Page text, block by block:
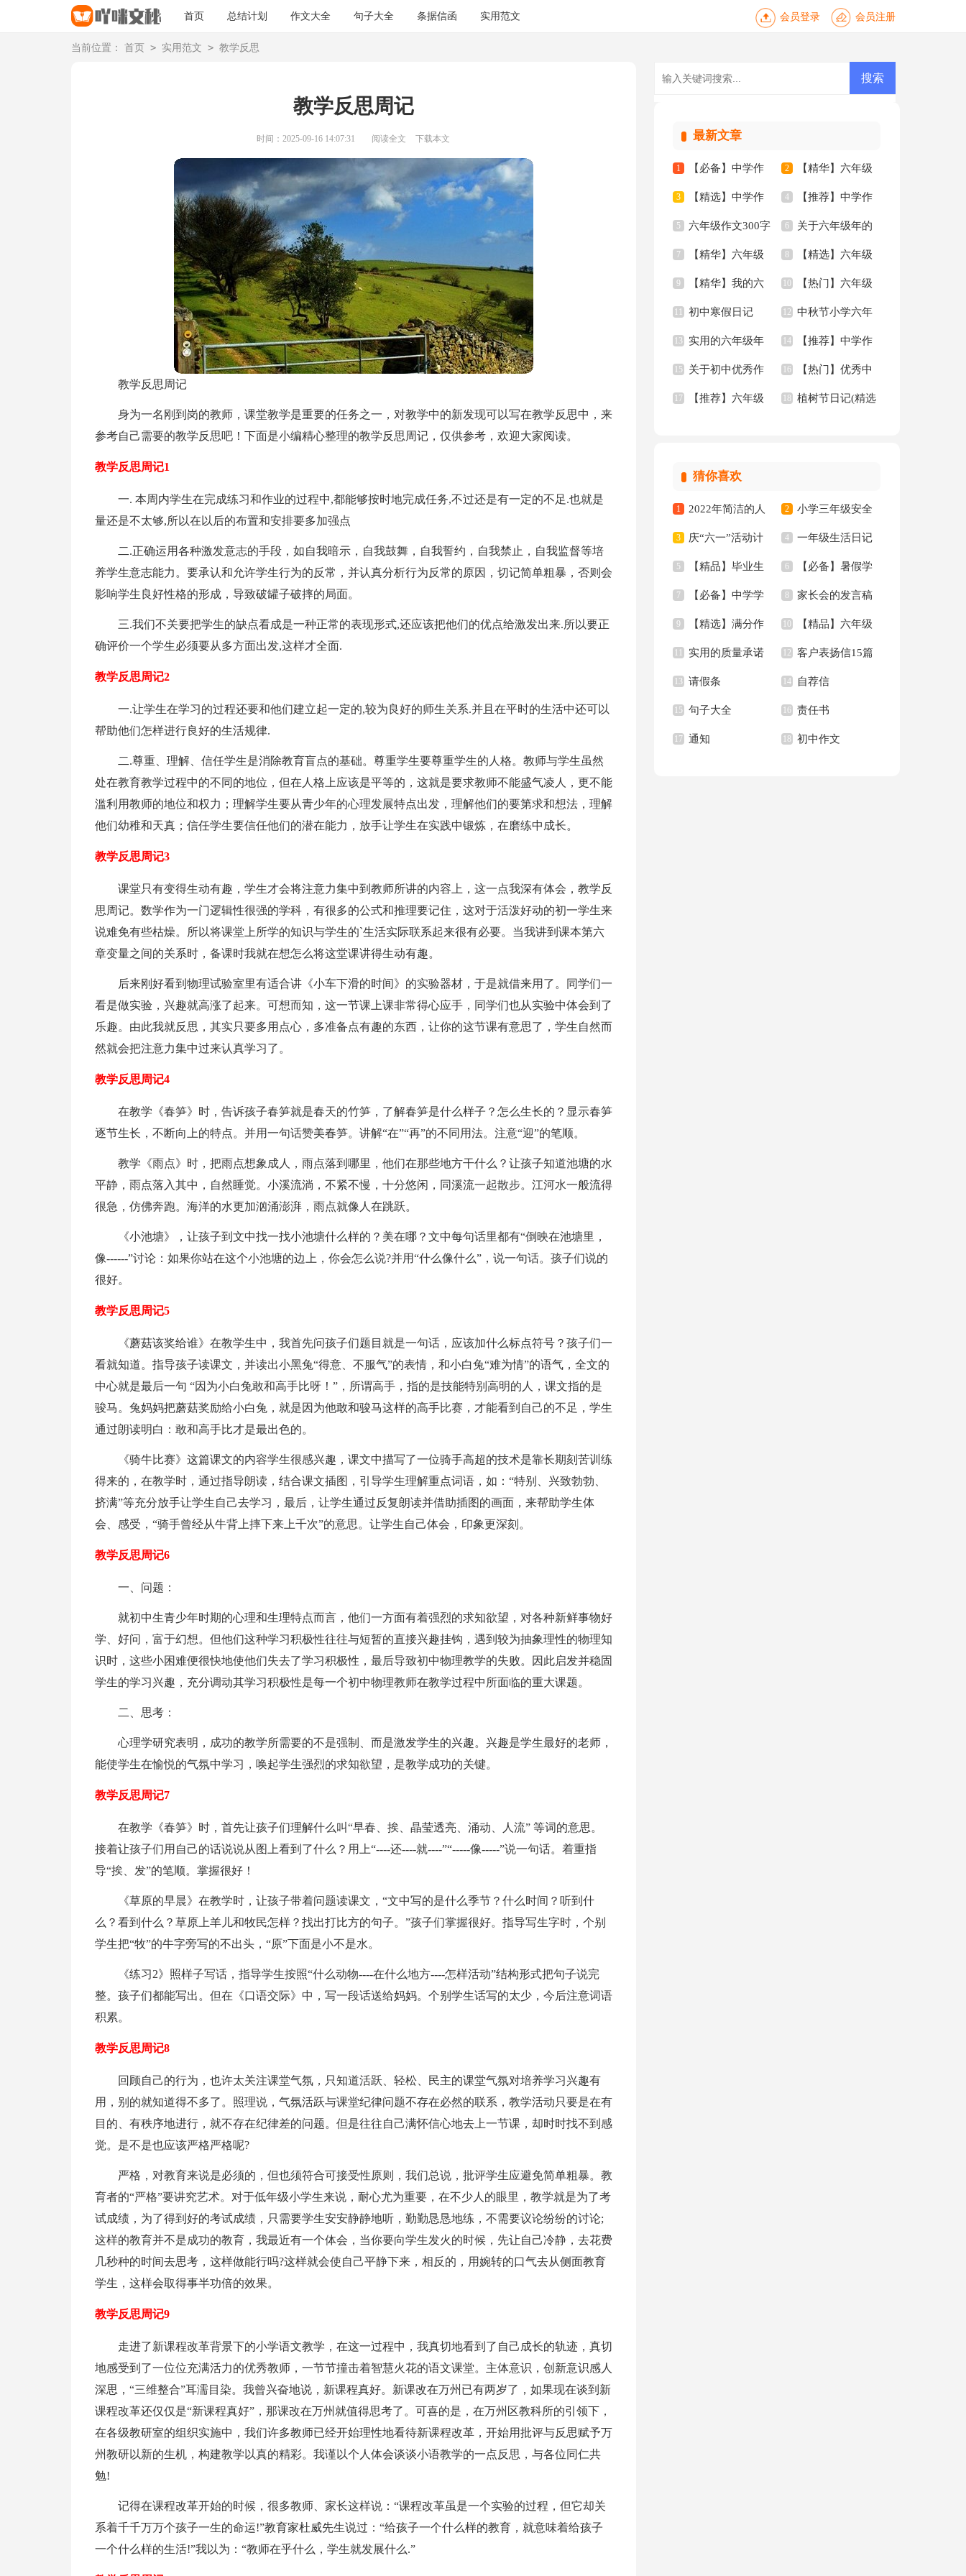
首页 总结计划 作文大全 句子大全 条据信函 实用范文 会员登录 会员注册
当前位置： 首页 > 实用范文 > 教学反思
教学反思周记
时间：2025-09-16 14:07:31 阅读全文 下载本文
教学反思周记
身为一名刚到岗的教师，课堂教学是重要的任务之一，对教学中的新发现可以写在教学反思中，来
参考自己需要的教学反思吧！下面是小编精心整理的教学反思周记，仅供参考，欢迎大家阅读。
教学反思周记1
一. 本周内学生在完成练习和作业的过程中,都能够按时地完成任务,不过还是有一定的不足.也就是
量还是不太够,所以在以后的布置和安排要多加强点
二.正确运用各种激发意志的手段，如自我暗示，自我鼓舞，自我誓约，自我禁止，自我监督等培
养学生意志能力。要承认和允许学生行为的反常，并认真分析行为反常的原因，切记简单粗暴，否则会
影响学生良好性格的形成，导致破罐子破摔的局面。
三.我们不关要把学生的缺点看成是一种正常的表现形式,还应该把他们的优点给激发出来.所以要正
确评价一个学生必须要从多方面出发,这样才全面.
教学反思周记2
一.让学生在学习的过程还要和他们建立起一定的,较为良好的师生关系.并且在平时的生活中还可以
帮助他们怎样进行良好的生活规律.
二.尊重、理解、信任学生是消除教育盲点的基础。尊重学生要尊重学生的人格。教师与学生虽然
处在教育教学过程中的不同的地位，但在人格上应该是平等的，这就是要求教师不能盛气凌人，更不能
滥利用教师的地位和权力；理解学生要从青少年的心理发展特点出发，理解他们的要第求和想法，理解
他们幼稚和天真；信任学生要信任他们的潜在能力，放手让学生在实践中锻炼，在磨练中成长。
教学反思周记3
课堂只有变得生动有趣，学生才会将注意力集中到教师所讲的内容上，这一点我深有体会，教学反
思周记。数学作为一门逻辑性很强的学科，有很多的公式和推理要记住，这对于活泼好动的初一学生来
说难免有些枯燥。所以将课堂上所学的知识与学生的`生活实际联系起来很有必要。当我讲到课本第六
章变量之间的关系时，备课时我就在想怎么将这堂课讲得生动有趣。
后来刚好看到物理试验室里有适合讲《小车下滑的时间》的实验器材，于是就借来用了。同学们一
看是做实验，兴趣就高涨了起来。可想而知，这一节课上课非常得心应手，同学们也从实验中体会到了
乐趣。由此我就反思，其实只要多用点心，多准备点有趣的东西，让你的这节课有意思了，学生自然而
然就会把注意力集中过来认真学习了。
教学反思周记4
在教学《春笋》时，告诉孩子春笋就是春天的竹笋，了解春笋是什么样子？怎么生长的？显示春笋
逐节生长，不断向上的特点。并用一句话赞美春笋。讲解“在”“再”的不同用法。注意“迎”的笔顺。
教学《雨点》时，把雨点想象成人，雨点落到哪里，他们在那些地方干什么？让孩子知道池塘的水
平静，雨点落入其中，自然睡觉。小溪流淌，不紧不慢，十分悠闲，同溪流一起散步。江河水一般流得
很急，仿佛奔跑。海洋的水更加汹涌澎湃，雨点就像人在跳跃。
《小池塘》，让孩子到文中找一找小池塘什么样的？美在哪？文中每句话里都有“倒映在池塘里，
像------”讨论：如果你站在这个小池塘的边上，你会怎么说?并用“什么像什么”，说一句话。孩子们说的
很好。
教学反思周记5
《蘑菇该奖给谁》在教学生中，我首先问孩子们题目就是一句话，应该加什么标点符号？孩子们一
看就知道。指导孩子读课文，并读出小黑兔“得意、不服气”的表情，和小白兔“难为情”的语气，全文的
中心就是最后一句 “因为小白兔敢和高手比呀！”，所谓高手，指的是技能特别高明的人，课文指的是
骏马。兔妈妈把蘑菇奖励给小白兔，就是因为他敢和骏马这样的高手比赛，才能看到自己的不足，学生
通过朗读明白：敢和高手比才是最出色的。
《骑牛比赛》这篇课文的内容学生很感兴趣，课文中描写了一位骑手高超的技术是靠长期刻苦训练
得来的，在教学时，通过指导朗读，结合课文插图，引导学生理解重点词语，如：“特别、兴致勃勃、
挤满”等充分放手让学生自己去学习，最后，让学生通过反复朗读并借助插图的画面，来帮助学生体
会、感受，“骑手曾经从牛背上摔下来上千次”的意思。让学生自己体会，印象更深刻。
教学反思周记6
一、问题：
就初中生青少年时期的心理和生理特点而言，他们一方面有着强烈的求知欲望，对各种新鲜事物好
学、好问，富于幻想。但他们这种学习积极性往往与短暂的直接兴趣挂钩，遇到较为抽象理性的物理知
识时，这些小困难便很快地使他们失去了学习积极性，最后导致初中物理教学的失败。因此启发并稳固
学生的学习兴趣，充分调动其学习积极性是每一个初中物理教师在教学过程中所面临的重大课题。
二、思考：
心理学研究表明，成功的教学所需要的不是强制、而是激发学生的兴趣。兴趣是学生最好的老师，
能使学生在愉悦的气氛中学习，唤起学生强烈的求知欲望，是教学成功的关键。
教学反思周记7
在教学《春笋》时，首先让孩子们理解什么叫“早春、挨、晶莹透亮、涌动、人流” 等词的意思。
接着让孩子们用自己的话说说从图上看到了什么？用上“----还----就----”“-----像-----”说一句话。着重指
导“挨、发”的笔顺。掌握很好！
《草原的早晨》在教学时，让孩子带着问题读课文，“文中写的是什么季节？什么时间？听到什
么？看到什么？草原上羊儿和牧民怎样？找出打比方的句子。”孩子们掌握很好。指导写生字时，个别
学生把“牧”的牛字旁写的不出头，“原”下面是小不是水。
《练习2》照样子写话，指导学生按照“什么动物----在什么地方----怎样活动”结构形式把句子说完
整。孩子们都能写出。但在《口语交际》中，写一段话送给妈妈。个别学生话写的太少，今后注意词语
积累。
教学反思周记8
回顾自己的行为，也许太关注课堂气氛，只知道活跃、轻松、民主的课堂气氛对培养学习兴趣有
用，别的就知道得不多了。照理说，气氛活跃与课堂纪律问题不存在必然的联系，教学活动只要是在有
目的、有秩序地进行，就不存在纪律差的问题。但是往往自己满怀信心地去上一节课，却时时找不到感
觉。是不是也应该严格严格呢?
严格，对教育来说是必须的，但也须符合可接受性原则，我们总说，批评学生应避免简单粗暴。教
育者的“严格”要讲究艺术。对于低年级小学生来说，耐心尤为重要，在不少人的眼里，教学就是为了考
试成绩，为了得到好的考试成绩，只需要学生安安静静地听，勤勤恳恳地练，不需要议论纷纷的讨论;
这样的教育并不是成功的教育，我最近有一个体会，当你要向学生发火的时候，先让自己冷静，去花费
几秒种的时间去思考，这样做能行吗?这样就会使自己平静下来，相反的，用婉转的口气去从侧面教育
学生，这样会取得事半功倍的效果。
教学反思周记9
走进了新课程改革背景下的小学语文教学，在这一过程中，我真切地看到了自己成长的轨迹，真切
地感受到了一位位充满活力的优秀教师，一节节撞击着智慧火花的语文课堂。主体意识，创新意识感人
深思，“三维整合”耳濡目染。我曾兴奋地说，新课程真好。新课改在万州已有两岁了，如果现在谈到新
课程改革还仅仅是“新课程真好”，那课改在万州就值得思考了。可喜的是，在万州区教科所的引领下，
在各级教研室的组织实施中，我们许多教师已经开始理性地看待新课程改革，开始用批评与反思赋予万
州教研以新的生机，构建教学以真的精彩。我谨以个人体会谈谈小语教学的一点反思，与各位同仁共
勉!
记得在课程改革开始的时候，很多教师、家长这样说：“课程改革虽是一个实验的过程，但它却关
系着千千万万个孩子一生的命运!”教育家杜威先生说过：“给孩子一个什么样的教育，就意味着给孩子
一个什么样的生活!”我以为：“教师在乎什么，学生就发展什么.”
最新文章
1 【必备】中学作
文锦集六篇
2 【精华】六年级
作文300字汇总6篇
3 【精选】中学作
文汇总8篇
4 【推荐】中学作
文汇总八篇
5 六年级作文300字
汇总8篇
6 关于六年级年的
作文300字8篇
7 【精华】六年级
的作文300字集合9篇
8 【精选】六年级
的作文300字三篇
9 【精华】我的六
年级小学作文3篇
10 【热门】六年级
年的作文300字3篇
11 初中寒假日记
【热】
12 中秋节小学六年
级作文
13 实用的六年级年
的作文300字6篇
14 【推荐】中学作
文3篇
15 关于初中优秀作
文汇编10篇
16 【热门】优秀中
学作文九篇
17 【推荐】六年级 18 植树节日记(精选
猜你喜欢
1 2022年简洁的人
生哲理格言集合88条
2 小学三年级安全
工作总结
3 庆“六一”活动计
划
4 一年级生活日记
5 【精品】毕业生
专业求职信汇编10篇
6 【必备】暑假学
习计划范文合集五篇
7 【必备】中学学
生检讨书4篇
8 家长会的发言稿
9 【精选】满分作
文400字九篇
10 【精品】六年级
新学期作文合集九篇
11 实用的质量承诺
书模板汇总六篇
12 客户表扬信15篇
13 请假条 14 自荐信
15 句子大全 16 责任书
17 通知 18 初中作文